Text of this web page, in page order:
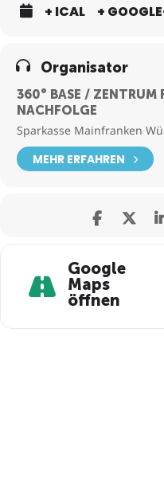
+ ICAL +
Organisator
360° BASE / ZENTRUM
NACHFOLGE
Sparkasse Mainfranken
MEHR ERFAHREN
Google
Maps
öffnen